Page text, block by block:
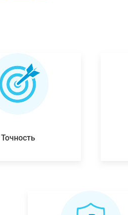
Точность